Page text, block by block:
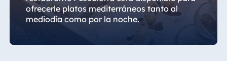
Strand
TitiseeHotel
ofrecerle platos mediterráneos tanto al
mediodía como por la noche.